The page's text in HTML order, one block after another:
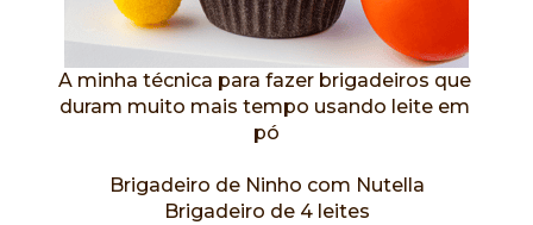
A minha técnica para fazer brigadeiros que
duram muito mais tempo usando leite em
pó
Brigadeiro de Ninho com Nutella
Brigadeiro de 4 leites